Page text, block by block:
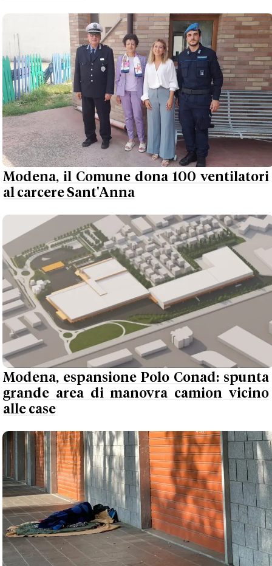
Modena, il Comune dona 100 ventilatori
al carcere Sant'Anna
Modena, espansione Polo Conad: spunta
grande area di manovra camion vicino
alle case